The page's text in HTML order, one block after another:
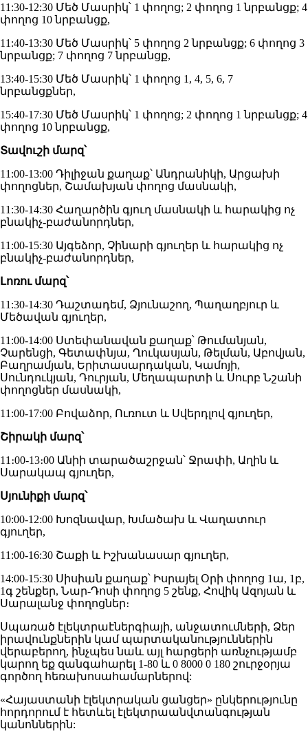
11:30-12:30 Մեծ Մասրիկ՝ 1 փողոց; 2 փողոց 1 նրբանցք; 4
փողոց 10 նրբանցք,
11:40-13:30 Մեծ Մասրիկ՝ 5 փողոց 2 նրբանցք; 6 փողոց 3
նրբանցք; 7 փողոց 7 նրբանցք,
13:40-15:30 Մեծ Մասրիկ՝ 1 փողոց 1, 4, 5, 6, 7
նրբանցքներ,
15:40-17:30 Մեծ Մասրիկ՝ 1 փողոց; 2 փողոց 1 նրբանցք; 4
փողոց 10 նրբանցք,
Տավուշի մարզ՝
11:00-13:00 Դիլիջան քաղաք՝ Անդրանիկի, Արցախի
փողոցներ, Շամախյան փողոց մասնակի,
11:30-14:30 Հաղարծին գյուղ մասնակի և հարակից ոչ
բնակիչ-բաժանորդներ,
11:00-15:30 Այգեձոր, Չինարի գյուղեր և հարակից ոչ
բնակիչ-բաժանորդներ,
Լոռու մարզ՝
11:30-14:30 Դաշտադեմ, Ձյունաշող, Պաղաղբյուր և
Մեծավան գյուղեր,
11:00-14:00 Ստեփանավան քաղաք՝ Թումանյան,
Չարենցի, Գետափնյա, Ղուկասյան, Թելման, Աբովյան,
Բաղրամյան, Երիտասարդական, Կամոյի,
Սունդուկյան, Դուրյան, Մեղապարտի և Սուրբ Նշանի
փողոցներ մասնակի,
11:00-17:00 Բովաձոր, Ուռուտ և Սվերդլով գյուղեր,
Շիրակի մարզ՝
11։00-13։00 Անիի տարածաշրջան՝ Ջրափի, Աղին և
Սարակապ գյուղեր,
Սյունիքի մարզ՝
10:00-12:00 Խոզնավար, Խմածախ և Վաղատուր
գյուղեր,
11:00-16:30 Շաքի և Իշխանասար գյուղեր,
14:00-15:30 Սիսիան քաղաք՝ Իսրայել Օրի փողոց 1ա, 1բ,
1գ շենքեր, Նար-Դոսի փողոց 5 շենք, Հովիկ Ազոյան և
Սարալանջ փողոցներ։
Սպառած էլեկտրաէներգիայի, անջատումների, Ձեր
իրավունքներին կամ պարտականություններին
վերաբերող, ինչպես նաև այլ հարցերի առնչությամբ
կարող եք զանգահարել 1-80 և 0 8000 0 180 շուրջօրյա
գործող հեռախոսահամարներով:
«Հայաստանի էլեկտրական ցանցեր» ընկերությունը
հորդորում է հետևել էլեկտրաանվտանգության
կանոններին: